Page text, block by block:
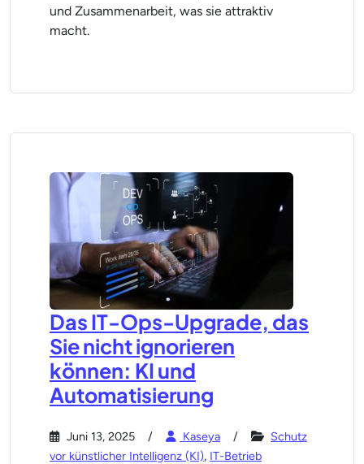
und Zusammenarbeit, was sie attraktiv
macht.
Das IT-Ops-Upgrade, das
Sie nicht ignorieren
können: KI und
Automatisierung
Juni 13, 2025 Kaseya
Schutz
vor künstlicher Intelligenz (KI), IT-Betrieb